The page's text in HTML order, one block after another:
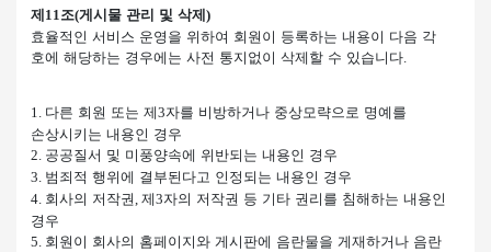
제 11 조(게시물 관리 및 삭제 )
효율적인 서비스 운영을 위하여 회원이 등록하는 내용이 다음 각
호에 해당하는 경우에는 사전 통지없이 삭제할 수 있습니다.
1. 다른 회원 또는 제3자를 비방하거나 중상모략으로 명예를
손상시키는 내용인 경우
2. 공공질서 및 미풍양속에 위반되는 내용인 경우
3. 범죄적 행위에 결부된다고 인정되는 내용인 경우
4. 회사의 저작권, 제3자의 저작권 등 기타 권리를 침해하는 내용인
경우
5. 회원이 회사의 홈페이지와 게시판에 음란물을 게재하거나 음란